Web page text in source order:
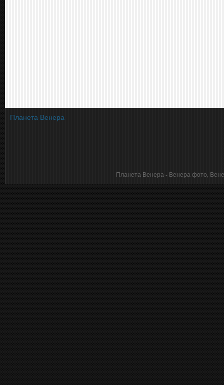
Планета Венера
Планета Венера - Венера фото,